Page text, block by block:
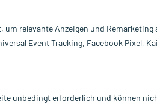
28,49 € UVP 39,52 € 285
PZN:
Hersteller:
relevante Anzeigen und Remarketing
Event Tracking, Facebook Pixel,
unbedingt erforderlich und können